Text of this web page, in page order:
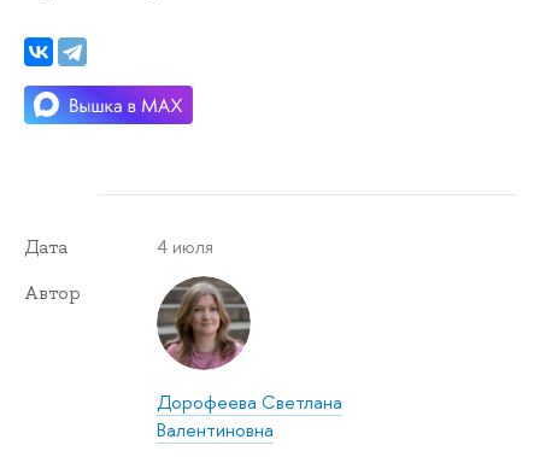
Дата 4 июля
Автор
Дорофеева Светлана
Валентиновна